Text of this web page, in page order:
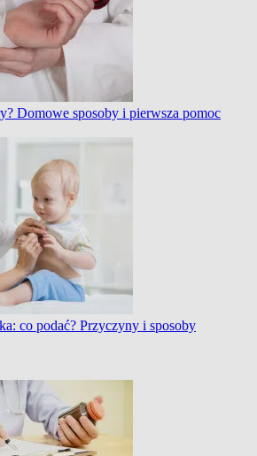
Domowe sposoby i pierwsza pomoc
co podać? Przyczyny i sposoby